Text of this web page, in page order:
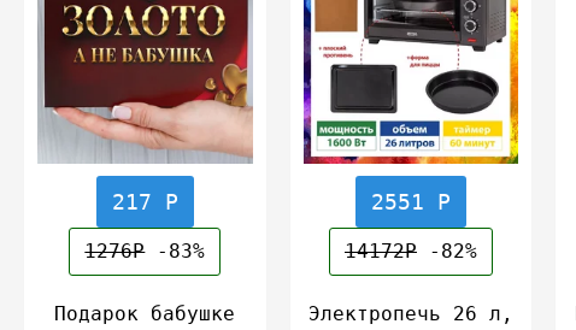
217 Р
1276Р-83%
Подарок бабушке
2551 Р
14172Р-82%
Электропечь 26 л,